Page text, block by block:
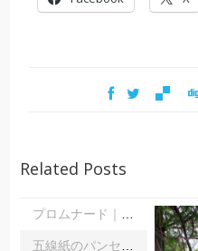
Related Posts
プロムナード｜流れのままに｜丘山万里子